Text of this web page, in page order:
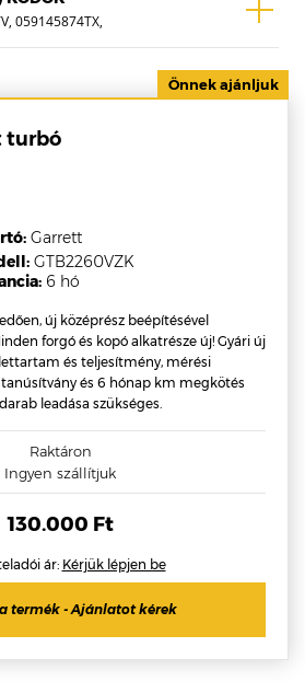
3, 810822-
059145874TX,
059145874LX,
turbó
6 hó
GTB2260VZK
Garrett
új középrész beépítésével
forgó és kopó alkatrésze új! Gyári új
és teljesítmény, mérési
és 6 hónap km megkötés
leadása szükséges.
Raktáron
Ingyen szállítjuk
130.000 Ft
ár: Kérjük lépjen be
termék - Ajánlatot kérek